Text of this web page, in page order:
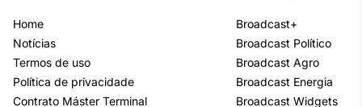
Home
Notícias
Termos de uso
Política de privacidade
Contrato Máster Terminal
Broadcast+
Broadcast Político
Broadcast Agro
Broadcast Energia
Broadcast Widgets